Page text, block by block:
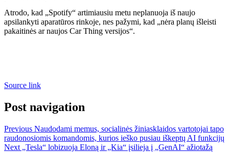
Atrodo, kad „Spotify“ artimiausiu metu neplanuoja iš naujo
apsilankyti aparatūros rinkoje, nes pažymi, kad „nėra planų išleisti
pakaitinės ar naujos Car Thing versijos“.
Source link
Post navigation
Previous Naudodami memus, socialinės žiniasklaidos vartotojai tapo
raudonosiomis komandomis, kurios ieško pusiau iškeptų AI funkcijų
Next „Tesla“ lobizuoja Eloną ir „Kia“ įsilieja į „GenAI“ ažiotažą